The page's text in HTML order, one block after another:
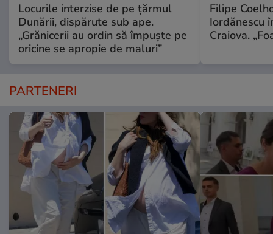
Locurile interzise de pe țărmul
Dunării, dispărute sub ape.
„Grănicerii au ordin să împuște pe
oricine se apropie de maluri”
Filipe
Iordănescu
Craiova.
PARTENERI